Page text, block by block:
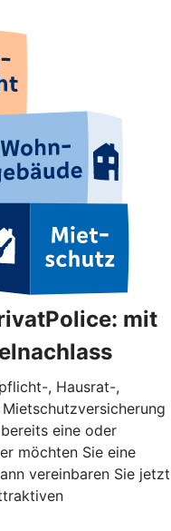
mit
, Hausrat-,
eine oder
möchten Sie eine
vereinbaren Sie jetzt